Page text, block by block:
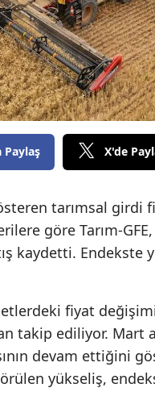
Paylaş X'de
tarımsal girdi
göre Tarım-GFE,
kaydetti. Endekste
fiyat
takip ediliyor. Mart
devam ettiğini
yükseliş,